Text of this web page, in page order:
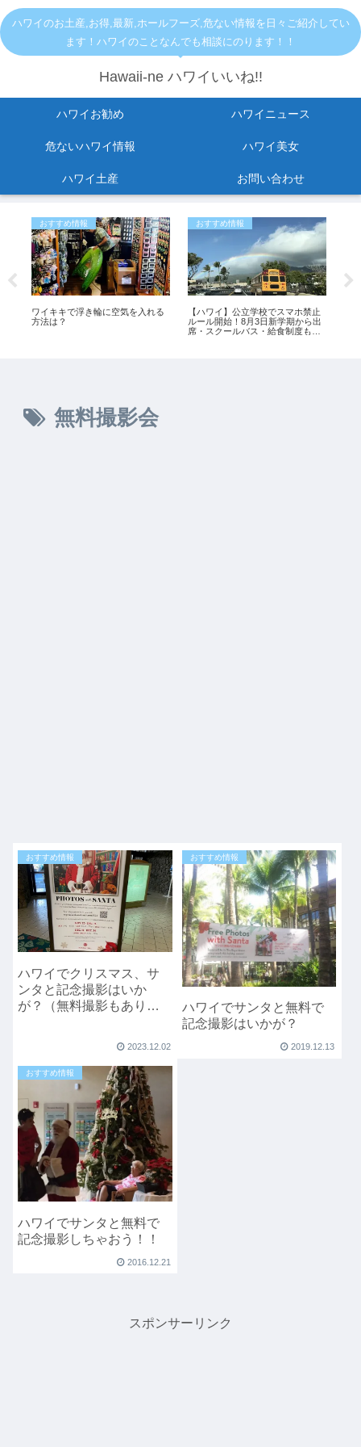
ハワイのお土産,お得,最新,ホールフーズ,危ない情報を日々ご紹介してい
ます！ハワイのことなんでも相談にのります！！
Hawaii-ne ハワイいいね!!
ハワイお勧め ハワイニュース
危ないハワイ情報 ハワイ美女
ハワイ土産 お問い合わせ
おすすめ情報
ワイキキで浮き輪に空気を入れる
方法は？
おすすめ情報
【ハワイ】公立学校でスマホ禁止
ルール開始！8月3日新学期から出
席・スクールバス・給食制度も変
無料撮影会
おすすめ情報
ハワイでクリスマス、サ
ンタと記念撮影はいか
が？（無料撮影もありま
2023.12.02
おすすめ情報
ハワイでサンタと無料で
記念撮影はいかが？
2019.12.13
おすすめ情報
ハワイでサンタと無料で
記念撮影しちゃおう！！
2016.12.21
スポンサーリンク